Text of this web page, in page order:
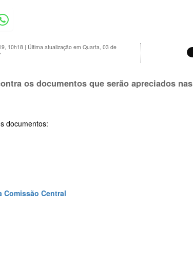
10h18 | Última atualização em Quarta, 03 de
os documentos que serão apreciados
documentos:
Comissão Central